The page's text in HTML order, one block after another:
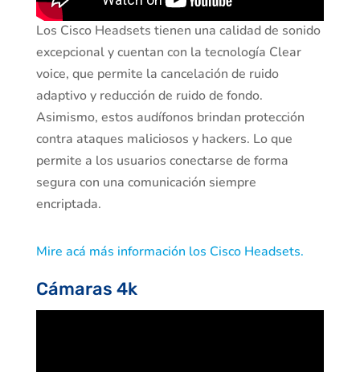
Los Cisco Headsets tienen una calidad de sonido
excepcional y cuentan con la tecnología Clear
voice, que permite la cancelación de ruido
adaptivo y reducción de ruido de fondo.
Asimismo, estos audífonos brindan protección
contra ataques maliciosos y hackers. Lo que
permite a los usuarios conectarse de forma
segura con una comunicación siempre
encriptada.
Mire acá más información los Cisco Headsets.
Cámaras 4k